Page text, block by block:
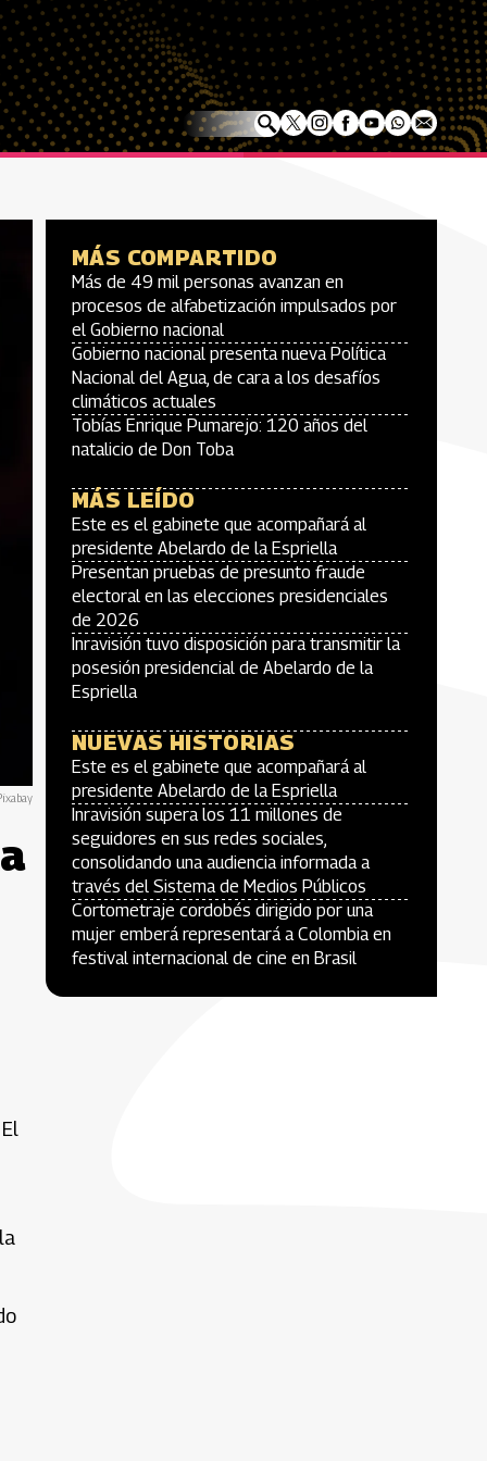
MÁS COMPARTIDO
Más de 49 mil personas avanzan en
procesos de alfabetización impulsados por
el Gobierno nacional
Gobierno nacional presenta nueva Política
Nacional del Agua, de cara a los desafíos
climáticos actuales
Tobías Enrique Pumarejo: 120 años del
natalicio de Don Toba
MÁS LEÍDO
Este es el gabinete que acompañará al
presidente Abelardo de la Espriella
Presentan pruebas de presunto fraude
electoral en las elecciones presidenciales
de 2026
Inravisión tuvo disposición para transmitir la
posesión presidencial de Abelardo de la
Espriella
NUEVAS HISTORIAS
Este es el gabinete que acompañará al
presidente Abelardo de la Espriella
Inravisión supera los 11 millones de
seguidores en sus redes sociales,
consolidando una audiencia informada a
través del Sistema de Medios Públicos
Cortometraje cordobés dirigido por una
mujer emberá representará a Colombia en
festival internacional de cine en Brasil